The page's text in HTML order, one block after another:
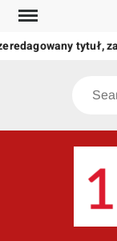
Skip
content
tytuł,
Search